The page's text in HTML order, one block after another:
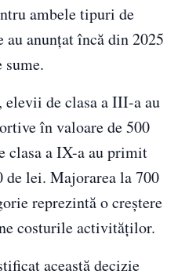
ambele tipuri de
anunțat încă din 2025
sume.
elevii de clasa a III-a au
în valoare de 500
clasa a IX-a au primit
de lei. Majorarea la 700
reprezintă o creștere
costurile activităților.
această decizie